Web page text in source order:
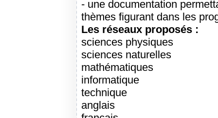
- une documentation
thèmes figurant dans les
Les réseaux proposés :
sciences physiques
sciences naturelles
mathématiques
informatique
technique
anglais